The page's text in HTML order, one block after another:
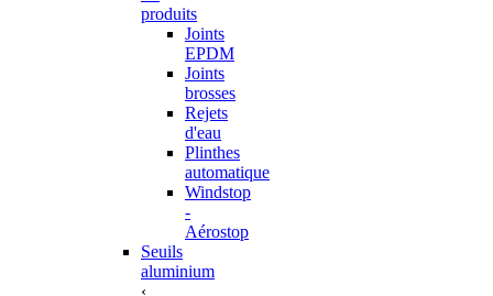
produits
Joints
EPDM
Joints
brosses
Rejets
d'eau
Plinthes
automatique
Windstop
-
Aérostop
Seuils
aluminium
‹